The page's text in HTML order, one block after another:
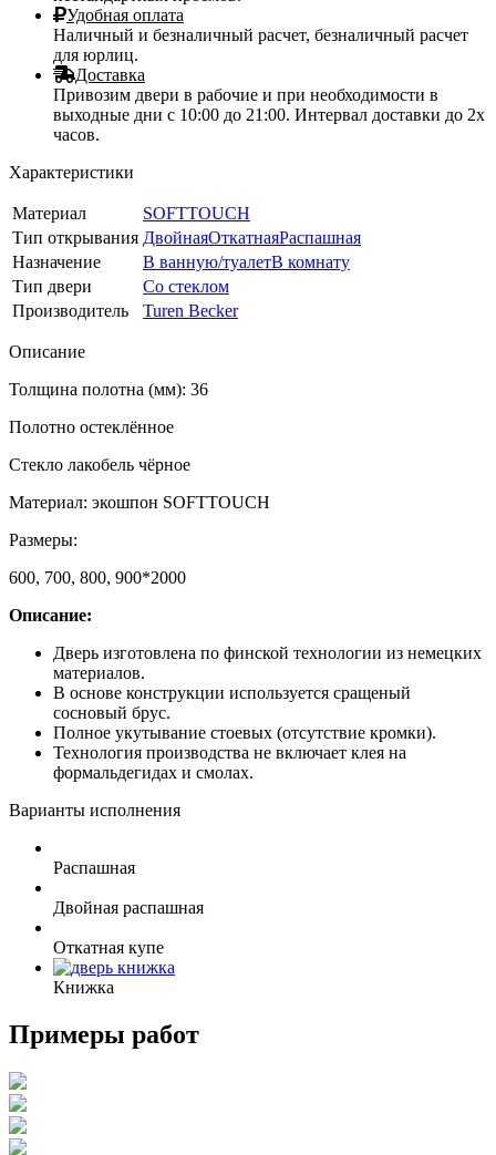
Удобная оплата
Наличный и безналичный расчет, безналичный расчет
для юрлиц.
Доставка
Привозим двери в рабочие и при необходимости в
выходные дни с 10:00 до 21:00. Интервал доставки до 2х
часов.
Характеристики
Материал
SOFTTOUCH
Тип открывания ДвойнаяОткатнаяРаспашная
Назначение
В ванную/туалетВ комнату
Тип двери
Со стеклом
Производитель
Turen Becker
Описание
Толщина полотна (мм): 36
Полотно остеклённое
Стекло лакобель чёрное
Материал: экошпон SOFTTOUCH
Размеры:
600, 700, 800, 900*2000
Описание:
Дверь изготовлена по финской технологии из немецких
материалов.
В основе конструкции используется сращеный
сосновый брус.
Полное укутывание стоевых (отсутствие кромки).
Технология производства не включает клея на
формальдегидах и смолах.
Варианты исполнения
Распашная
Двойная распашная
Откатная купе
Книжка
Примеры работ